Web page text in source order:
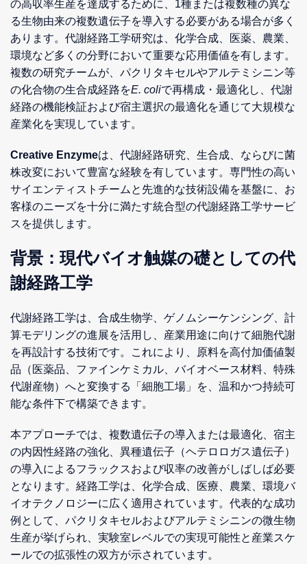
の高収率生産を達成するために、1種または複数種の異な
る生物由来の複数遺伝子を導入する必要がある場合が多く
あります。代謝経路工学研究は、化学合成、医薬、農業、
環境など多くの分野において重要な応用価値を有します。
複数の研究チームが、パクリタキセルやアルテミシニン等
の化合物の生合成経路をE. coliで再構成・最適化し、代謝
経路の機能検証および宿主選択の最適化を通じて大規模な
産業化を実現しています。
Creative Enzymeは、代謝経路研究、生合成、ならびに菌
株改変において豊富な経験を有しています。専門性の高い
サイエンティストチームと先進的な技術設備を基盤に、お
客様のニーズを十分に満たす統合型の代謝経路工学サービ
スを提供します。
背景：現代バイオ触媒の礎としての代
謝経路工学
代謝経路工学は、合成生物学、ゲノムシーケンシング、計
算モデリングの進展を活用し、産業用途に向けて細胞代謝
を再設計する技術です。これにより、原料を高付加価値製
品（医薬品、ファインケミカル、バイオベース材料、特殊
代謝産物）へと変換する「細胞工場」を、温和かつ持続可
能な条件下で構築できます。
本アプローチでは、複数遺伝子の導入または最適化、宿主
の内因性経路の強化、異種遺伝子（ヘテロロガス遺伝子）
の導入によるフラックスおよび収率の改善がしばしば必要
となります。経路工学は、化学合成、医療、農業、環境バ
イオテクノロジーに広く適用されています。代表的な成功
例として、パクリタキセルおよびアルテミシニンの微生物
生産が挙げられ、実験室レベルでの実現可能性と産業スケ
ールでの拡張性の双方が示されています。